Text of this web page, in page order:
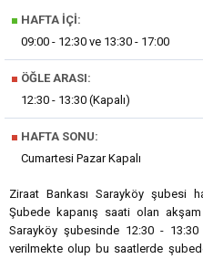
■ HAFTA İÇI:
09:00 - 12:30 ve 13:30 - 17:00
■ ÖĞLE ARASI:
12:30 - 13:30 (Kapalı)
■ HAFTA SONU:
Cumartesi Pazar Kapalı
Ziraat Bankası Sarayköy şubesi
Şubede kapanış saati olan
Sarayköy şubesinde 12:30 - 13:30
verilmekte olup bu saatlerde